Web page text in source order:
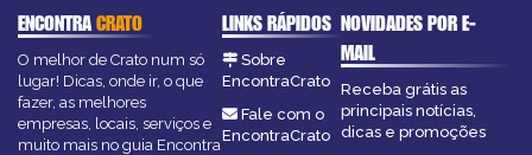
ENCONTRACRATO
O melhor de Crato num só
lugar! Dicas, onde ir, o que
fazer, as melhores
empresas, locais, serviços e
muito mais no guia Encontra
LINKS RÁPIDOS
Sobre
EncontraCrato
Fale com o
EncontraCrato
NOVIDADES POR E-
MAIL
Receba grátis as
principais notícias,
dicas e promoções